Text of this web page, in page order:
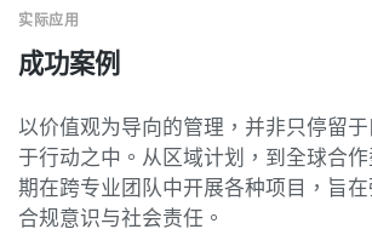
合规风险分析
内部审计
预警系统与行动计划
作伙伴的信任。
成功案例
实际应用
以价值观为导向的管理，并非只停留
于行动之中。从区域计划，到全球合
期在跨专业团队中开展各种项目，旨在
合规意识与社会责任。